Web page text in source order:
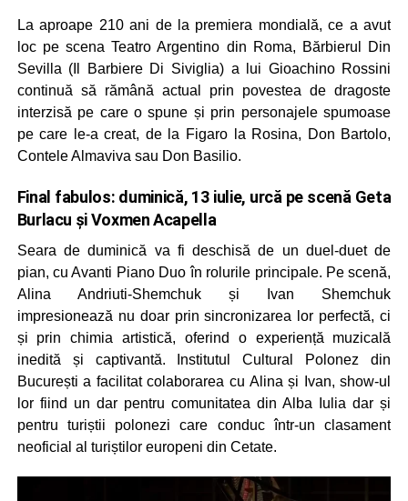
La aproape 210 ani de la premiera mondială, ce a avut
loc pe scena Teatro Argentino din Roma, Bărbierul Din
Sevilla (Il Barbiere Di Siviglia) a lui Gioachino Rossini
continuă să rămână actual prin povestea de dragoste
interzisă pe care o spune și prin personajele spumoase
pe care le-a creat, de la Figaro la Rosina, Don Bartolo,
Contele Almaviva sau Don Basilio.
Final fabulos: duminică, 13 iulie, urcă pe scenă Geta
Burlacu și Voxmen Acapella
Seara de duminică va fi deschisă de un duel-duet de
pian, cu Avanti Piano Duo în rolurile principale. Pe scenă,
Alina Andriuti-Shemchuk și Ivan Shemchuk
impresionează nu doar prin sincronizarea lor perfectă, ci
și prin chimia artistică, oferind o experiență muzicală
inedită și captivantă. Institutul Cultural Polonez din
București a facilitat colaborarea cu Alina și Ivan, show-ul
lor fiind un dar pentru comunitatea din Alba Iulia dar și
pentru turiștii polonezi care conduc într-un clasament
neoficial al turiștilor europeni din Cetate.